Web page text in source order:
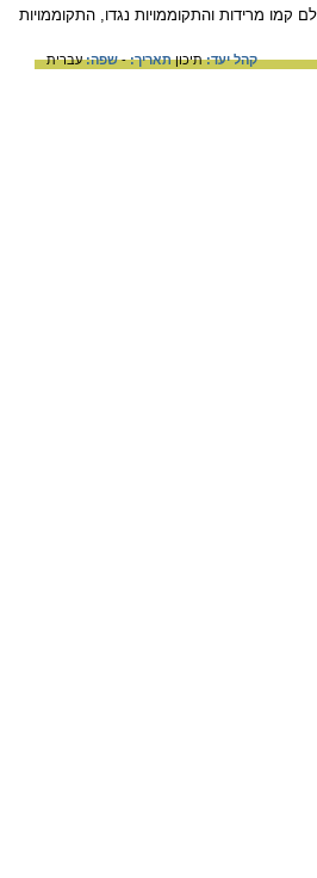
קמו מרידות והתקוממויות נגדו, התקוממויות
קהל יעד:תיכוןתאריך:-שפה:עברית